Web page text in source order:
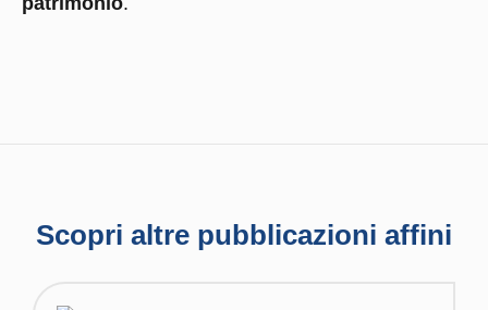
Scopri altre pubblicazioni affini